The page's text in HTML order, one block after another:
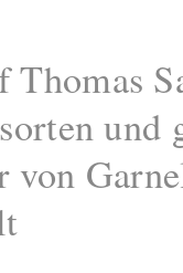
Thomas
und
von